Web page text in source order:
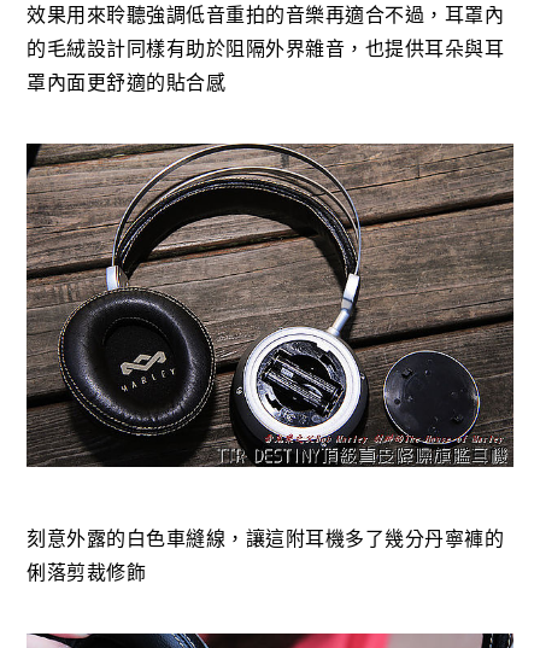
效果用來聆聽強調低音重拍的音樂再適合不過，耳罩內
的毛絨設計同樣有助於阻隔外界雜音，也提供耳朵與耳
罩內面更舒適的貼合感
刻意外露的白色車縫線，讓這附耳機多了幾分丹寧褲的
俐落剪裁修飾